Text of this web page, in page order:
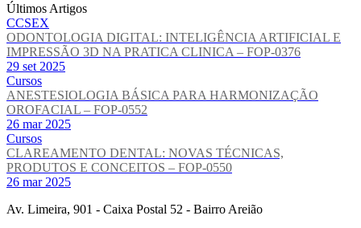
Últimos Artigos
CCSEX
ODONTOLOGIA DIGITAL: INTELIGÊNCIA ARTIFICIAL E
IMPRESSÃO 3D NA PRATICA CLINICA – FOP-0376
29 set 2025
Cursos
ANESTESIOLOGIA BÁSICA PARA HARMONIZAÇÃO
OROFACIAL – FOP-0552
26 mar 2025
Cursos
CLAREAMENTO DENTAL: NOVAS TÉCNICAS,
PRODUTOS E CONCEITOS – FOP-0550
26 mar 2025
Av. Limeira, 901 - Caixa Postal 52 - Bairro Areião